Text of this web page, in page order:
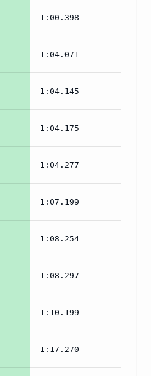
1:00.398
1:04.071
1:04.145
1:04.175
1:04.277
1:07.199
1:08.254
1:08.297
1:10.199
1:17.270